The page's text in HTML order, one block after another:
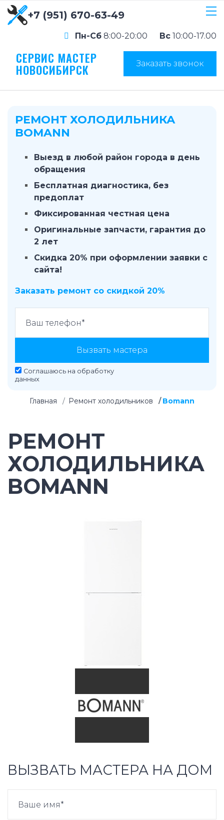
+7 (951) 670-63-49
Пн-Сб 8:00-20:00 Вс 10:00-17.00
СЕРВИС МАСТЕР
НОВОСИБИРСК Заказать звонок
РЕМОНТ ХОЛОДИЛЬНИКА
BOMANN
Выезд в любой район города в день
обращения
Бесплатная диагностика, без
предоплат
Фиксированная честная цена
Оригинальные запчасти, гарантия до
2 лет
Скидка 20% при оформлении заявки с
сайта!
Заказать ремонт со скидкой 20%
Вызвать мастера
Соглашаюсь на обработку
данных
Главная Ремонт холодильников Bomann
РЕМОНТ
ХОЛОДИЛЬНИКА
BOMANN
ВЫЗВАТЬ МАСТЕРА НА ДОМ